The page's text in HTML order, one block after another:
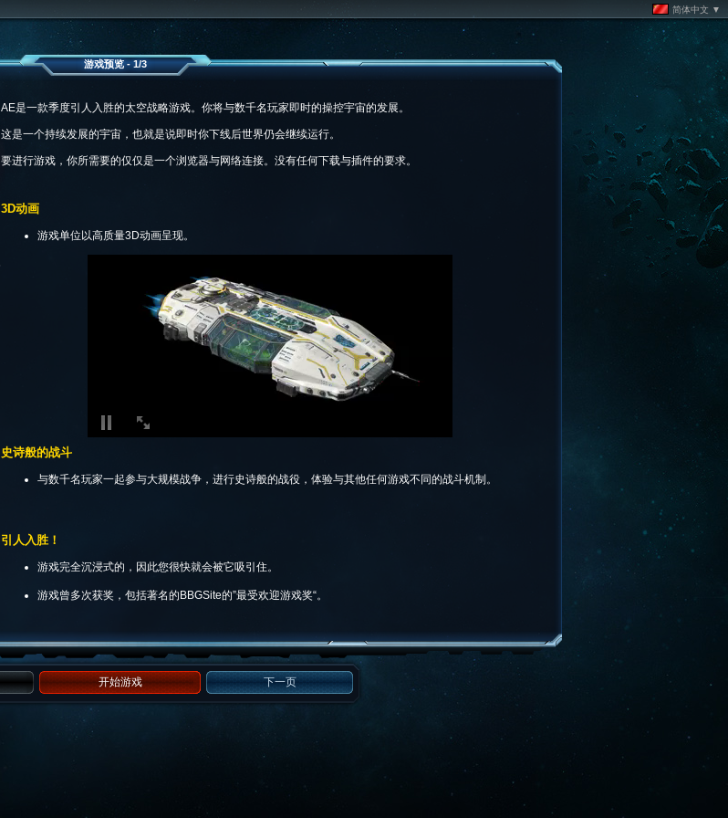
简体中文 ▼
游戏预览 - 1/3
AE是一款季度引人入胜的太空战略游戏。你将与数千名玩家即时的操控宇宙的发展。
这是一个持续发展的宇宙，也就是说即时你下线后世界仍会继续运行。
要进行游戏，你所需要的仅仅是一个浏览器与网络连接。没有任何下载与插件的要求。
3D动画
游戏单位以高质量3D动画呈现。
史诗般的战斗
与数千名玩家一起参与大规模战争，进行史诗般的战役，体验与其他任何游戏不同的战斗机制。
引人入胜！
游戏完全沉浸式的，因此您很快就会被它吸引住。
游戏曾多次获奖，包括著名的BBGSite的”最受欢迎游戏奖“。
开始游戏 下一页